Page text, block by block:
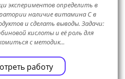
экспериментов определить в
наличие витамина С в
и сделать выводы. Задачи:
кислоты и её роль для
с методик...
работу